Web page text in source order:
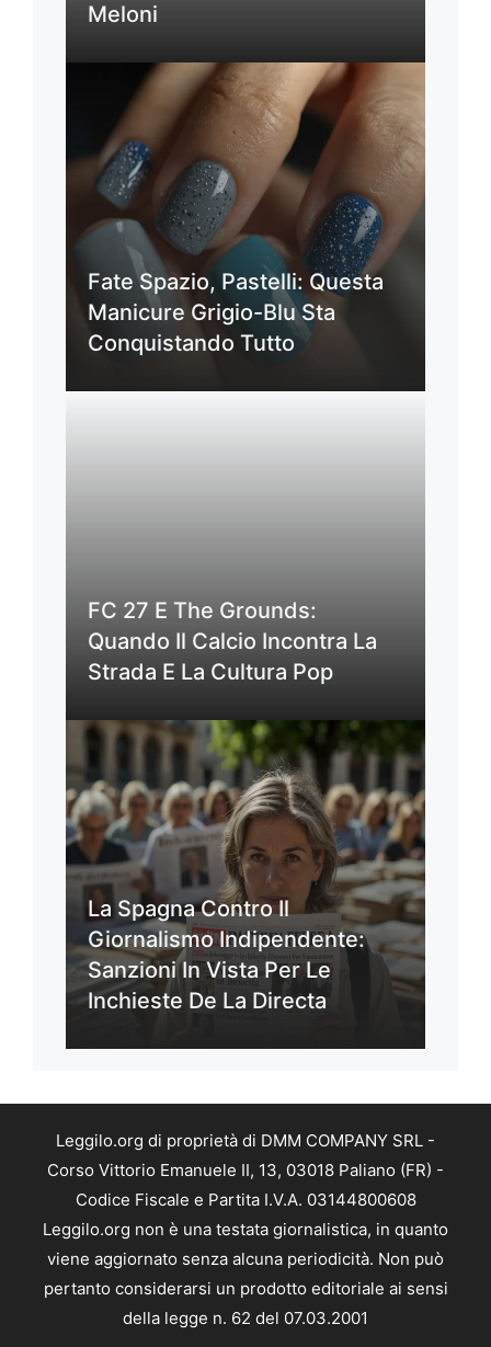
Meloni
Fate Spazio, Pastelli: Questa
Manicure Grigio-Blu Sta
Conquistando Tutto
FC 27 E The Grounds:
Quando Il Calcio Incontra La
Strada E La Cultura Pop
La Spagna Contro Il
Giornalismo Indipendente:
Sanzioni In Vista Per Le
Inchieste De La Directa
Leggilo.org di proprietà di DMM COMPANY SRL -
Corso Vittorio Emanuele II, 13, 03018 Paliano (FR) -
Codice Fiscale e Partita I.V.A. 03144800608
Leggilo.org non è una testata giornalistica, in quanto
viene aggiornato senza alcuna periodicità. Non può
pertanto considerarsi un prodotto editoriale ai sensi
della legge n. 62 del 07.03.2001